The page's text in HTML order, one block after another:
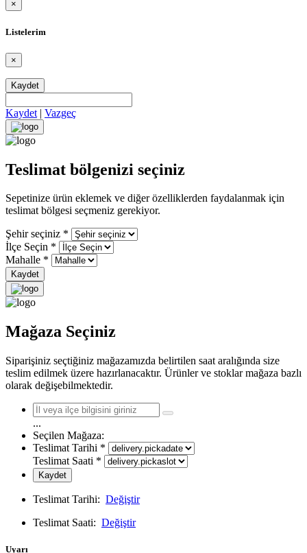
×
Listelerim
×
Kaydet
Kaydet | Vazgeç
Teslimat bölgenizi seçiniz
Sepetinize ürün eklemek ve diğer özelliklerden faydalanmak için
teslimat bölgesi seçmeniz gerekiyor.
Şehir seçiniz *
İlçe Seçin *
Mahalle *
Kaydet
Mağaza Seçiniz
Siparişiniz seçtiğiniz mağazamızda belirtilen saat aralığında size
teslim edilmek üzere hazırlanacaktır. Ürünler ve stoklar mağaza bazlı
olarak değişebilmektedir.
...
Seçilen Mağaza:
Teslimat Tarihi *
Teslimat Saati *
Kaydet
Teslimat Tarihi: Değiştir
Teslimat Saati: Değiştir
Uyarı